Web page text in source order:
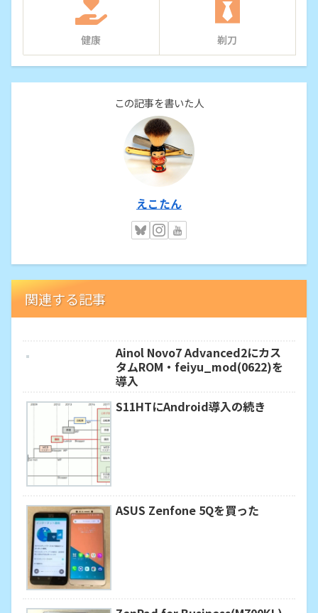
健康 剃刀
この記事を書いた人
えこたん
関連する記事
Ainol Novo7 Advanced2にカス
タムROM・feiyu_mod(0622)を
導入
S11HTにAndroid導入の続き
ASUS Zenfone 5Qを買った